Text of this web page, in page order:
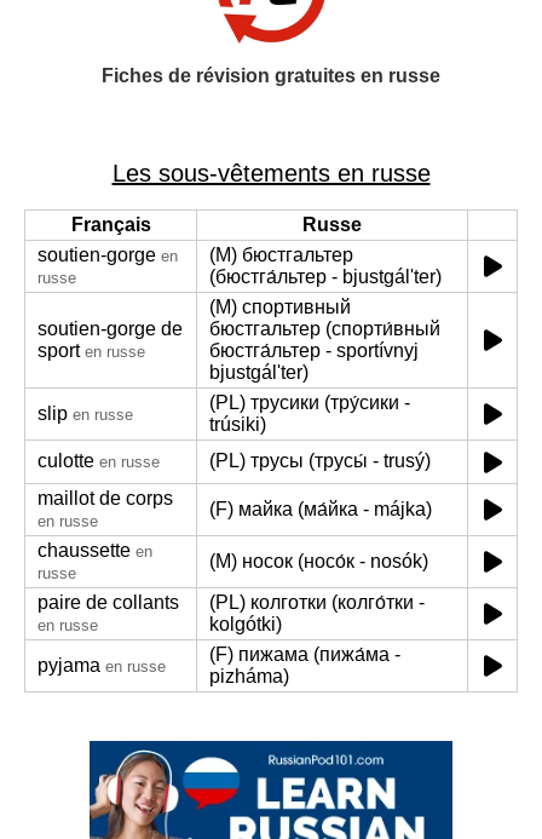
Fiches de révision gratuites en russe
Les sous-vêtements en russe
Français
Russe
soutien-gorge en
russe
(M) бюстгальтер
(бюстга́льтер - bjustgál'ter)
soutien-gorge de
sport en russe
(M) спортивный
бюстгальтер (спорти́вный
бюстга́льтер - sportívnyj
bjustgál'ter)
slip en russe
(PL) трусики (тру́сики -
trúsiki)
culotte en russe
(PL) трусы (трусы́ - trusý)
maillot de corps
en russe
(F) майка (ма́йка - májka)
chaussette en
russe
(M) носок (носо́к - nosók)
paire de collants
en russe
(PL) колготки (колго́тки -
kolgótki)
pyjama en russe
(F) пижама (пижа́ма -
pizháma)